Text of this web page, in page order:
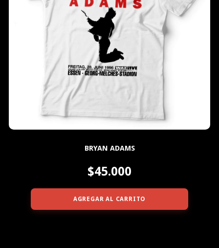
BRYAN ADAMS
$45.000
AGREGAR AL CARRITO